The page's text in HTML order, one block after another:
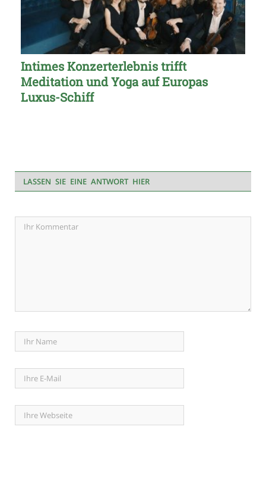
Intimes Konzerterlebnis trifft
Meditation und Yoga auf Europas
Luxus-Schiff
LASSEN SIE EINE ANTWORT HIER